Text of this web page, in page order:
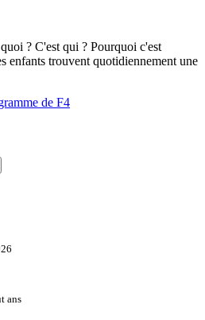
? C'est qui ? Pourquoi c'est
enfants trouvent quotidiennement une
de F4
ans